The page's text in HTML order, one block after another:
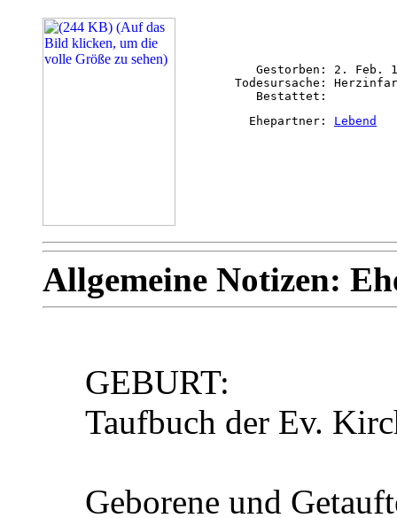
Gestorben: 2. Feb.
Todesursache:
          Ehepartner:
Lebend
Allgemeine Notizen:
GEBURT:
Taufbuch der Ev.
Geborene und